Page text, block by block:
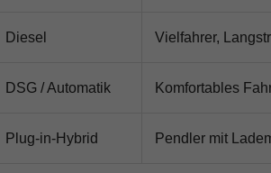
Diesel Vielfahrer,
DSG / Automatik Komfortables
Plug-in-Hybrid Pendler mit